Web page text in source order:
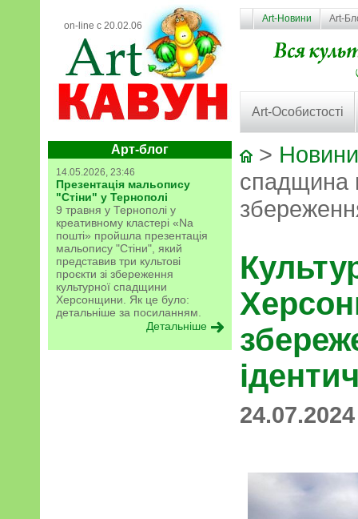
on-line с 20.02.06
Art-Новини Art-
Art-Особистості
Арт-блог
14.05.2026, 23:46
Презентація мальопису
"Стіни" у Тернополі
9 травня у Тернополі у
креативному кластері «Na
пошті» пройшла презентація
мальопису "Стіни", який
представив три культові
проєкти зі збереження
культурної спадщини
Херсонщини. Як це було:
детальніше за посиланням.
Детальніше
>
спадщина